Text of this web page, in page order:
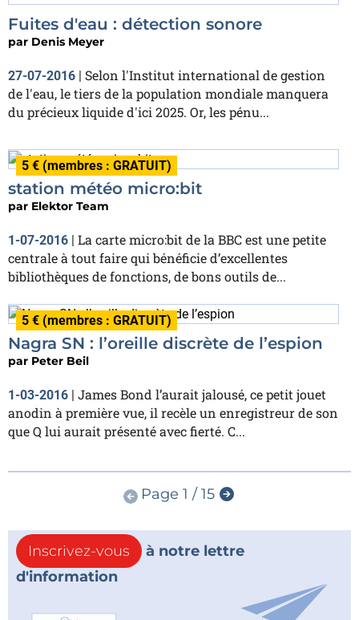
Fuites d'eau : détection sonore
par Denis Meyer
27-07-2016 | Selon l'Institut international de gestion
de l'eau, le tiers de la population mondiale manquera
du précieux liquide d'ici 2025. Or, les pénu...
5 € (membres : GRATUIT)
station météo micro:bit
par Elektor Team
1-07-2016 | La carte micro:bit de la BBC est une petite
centrale à tout faire qui bénéficie d’excellentes
bibliothèques de fonctions, de bons outils de...
5 € (membres : GRATUIT)
Nagra SN : l’oreille discrète de l’espion
par Peter Beil
1-03-2016 | James Bond l’aurait jalousé, ce petit jouet
anodin à première vue, il recèle un enregistreur de son
que Q lui aurait présenté avec fierté. C...
Page 1 / 15
Inscrivez-vous
à notre lettre
d'information